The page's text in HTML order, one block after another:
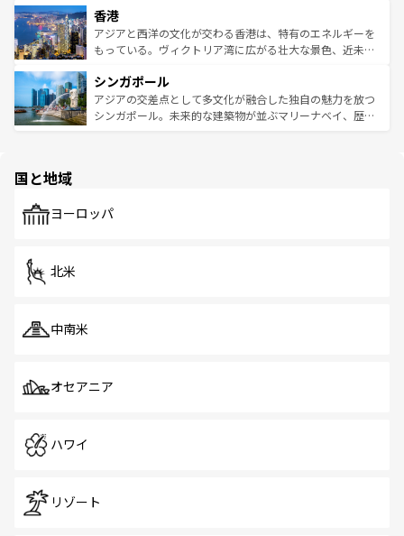
とつ。フォーやバインミー、ベトナムコーヒーなどは、ぜ
ひ現地で味わいたい。どの地域を訪れてもあたたかい人々
が旅行者を迎えてくれるので、きっと忘れられない旅にな
参照してほしい。
の活気が交差している。北部ではチェンマイなどの山岳地
帯で自然と触れ合い、南部ではプーケットやクラビの美し
いビーチでリゾート気分を楽しむことができる。タイ料理
激する。気候は一年中温暖で、どの季節にも異なる楽しみ
が待っている。親しみやすいタイの人々、仏教を中心とし
た文化、そして多様な観光資源が、訪れる旅人を魅了し続
香港
アジアと西洋の文化が交わる香港は、特有のエネルギーを
もっている。ヴィクトリア湾に広がる壮大な景色、近未来
み、どこを訪れても感動するはず。観光スポットが密集し
ており、効率よく見どころを回れるのも魅力。息をのむよ
うな絶景から文化的な体験まで、香港を存分に楽しみ尽く
シンガポール
アジアの交差点として多文化が融合した独自の魅力を放つ
シンガポール。未来的な建築物が並ぶマリーナベイ、歴史
で、ホーカーズは地元の風情を楽しめる外せないスポット
国と地域
ヨーロッパ
北米
中南米
オセアニア
ハワイ
リゾート